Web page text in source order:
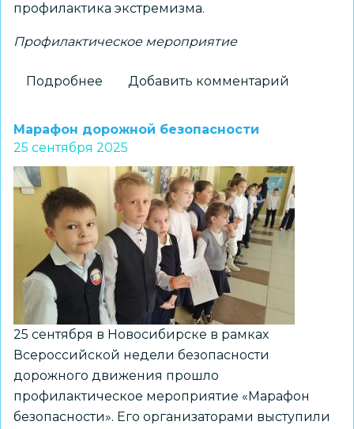
профилактика экстремизма.
Профилактическое мероприятие
Подробнее
№
75
прошло
мероприятие
«Точка
опоры»
Добавить комментарий
Марафон дорожной безопасности
25 сентября 2025
25 сентября в Новосибирске в рамках
Всероссийской недели безопасности
дорожного движения прошло
профилактическое мероприятие «Марафон
безопасности». Его организаторами выступили